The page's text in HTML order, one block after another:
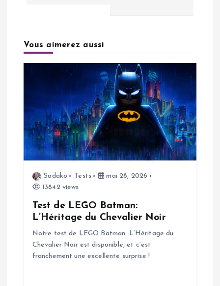
g
t
o
Vous aimerez aussi
Sadako Tests
mai 28, 2026
13842 views
Test de LEGO Batman:
L’Héritage du Chevalier Noir
Notre test de LEGO Batman: L’Héritage du
Chevalier Noir est disponible, et c’est
franchement une excellente surprise !